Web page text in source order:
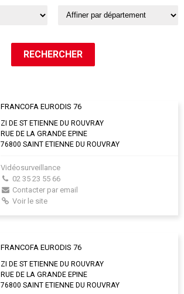
FRANCOFA EURODIS 76
ZI DE ST ETIENNE DU ROUVRAY
RUE DE LA GRANDE EPINE
76800 SAINT ETIENNE DU ROUVRAY
Vidéosurveillance
02 35 23 55 66
Contacter par email
Voir le site
FRANCOFA EURODIS 76
ZI DE ST ETIENNE DU ROUVRAY
RUE DE LA GRANDE EPINE
76800 SAINT ETIENNE DU ROUVRAY